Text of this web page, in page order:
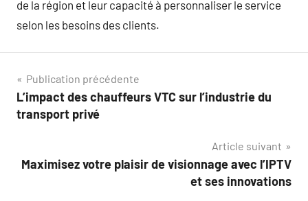
de la région et leur capacité à personnaliser le service
selon les besoins des clients.
Navigation
de
Publication précédente
L’impact des chauffeurs VTC sur l’industrie du
transport privé
Article suivant
Maximisez votre plaisir de visionnage avec l’IPTV
et ses innovations